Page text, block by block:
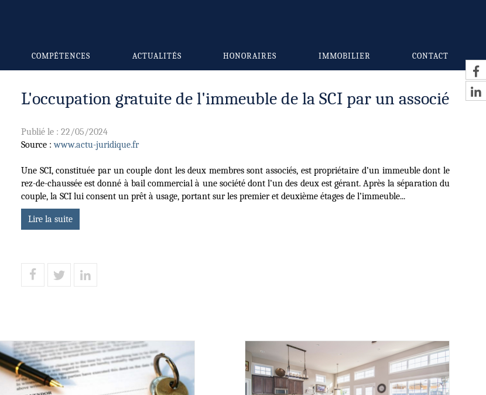
COMPÉTENCES ACTUALITÉS HONORAIRES IMMOBILIER CONTACT
L'occupation gratuite de l'immeuble de la SCI par un associé
Publié le : 22/05/2024
Source :www.actu-juridique.fr
Une SCI, constituée par un couple dont les deux membres sont associés, est propriétaire d’un immeuble dont le
rez-de-chaussée est donné à bail commercial à une société dont l’un des deux est gérant. Après la séparation du
couple, la SCI lui consent un prêt à usage, portant sur les premier et deuxième étages de l’immeuble...
Lire la suite